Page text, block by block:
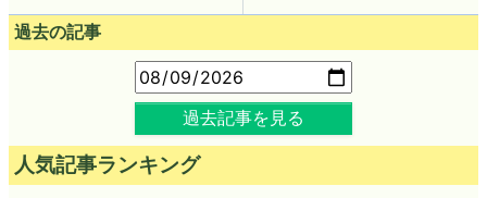
過去の記事
過去記事を見る
人気記事ランキング